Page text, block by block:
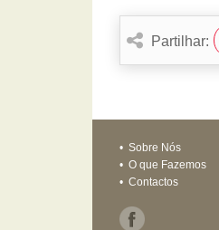
Partilhar:
• Sobre Nós
• O que Fazemos
• Contactos